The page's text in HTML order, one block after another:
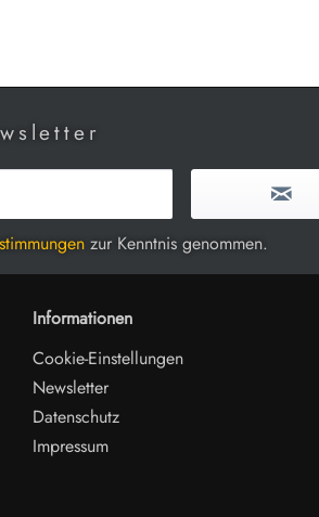
zur Kenntnis genommen.
Informationen
Cookie-Einstellungen
Newsletter
Datenschutz
Impressum